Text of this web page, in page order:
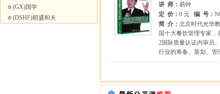
(GX)国学
(DSHF)稻盛和夫
讲 师： 易钟
定 价： 0 元 编 号：
简 介： 北京时代光华
国十大餐饮管理专家
2国际质量认证内审员
行业的筹备、策划、管